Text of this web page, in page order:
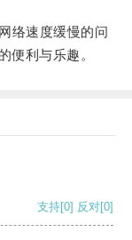
络速度缓慢的问
便利与乐趣。
支持[0] 反对[0]